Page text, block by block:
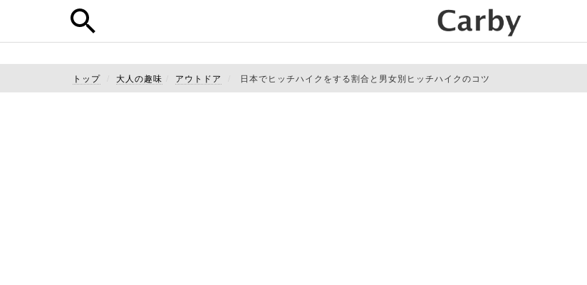
トップ 大人の趣味 アウトドア 日本でヒッチハイクをする割合と男女別ヒッチハイクのコツ